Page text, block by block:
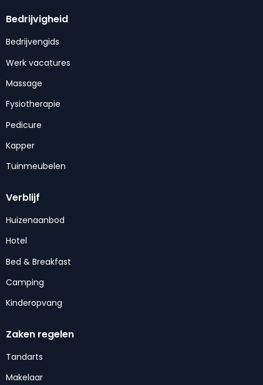
Bedrijvigheid
Bedrijvengids
Werk vacatures
Massage
Fysiotherapie
Pedicure
Kapper
Tuinmeubelen
Verblijf
Huizenaanbod
Hotel
Bed & Breakfast
Camping
Kinderopvang
Zaken regelen
Tandarts
Makelaar